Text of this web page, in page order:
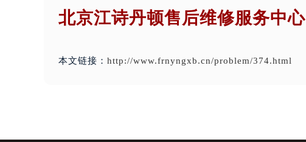
北京江诗丹顿售后维修服务中心
本文链接： http://www.frnyngxb.cn/problem/374.html